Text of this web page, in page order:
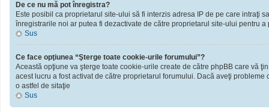
De ce nu mă pot înregistra?
Este posibil ca proprietarul site-ului să fi interzis adresa IP de pe care intraţi
înregistrarile noi ar putea fi dezactivate de către proprietarul site-ului pentru
Sus
Ce face opţiunea “Şterge toate cookie-urile forumului”?
Această opţiune va şterge toate cookie-urile create de către phpBB care vă
acest lucru a fost activat de către proprietarul forumului. Dacă aveţi
o astfel de sitaţie
Sus